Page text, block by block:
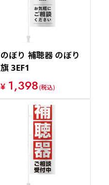
のぼり 補聴器 のぼり
旗 3EF1
¥ 1,398(税込)